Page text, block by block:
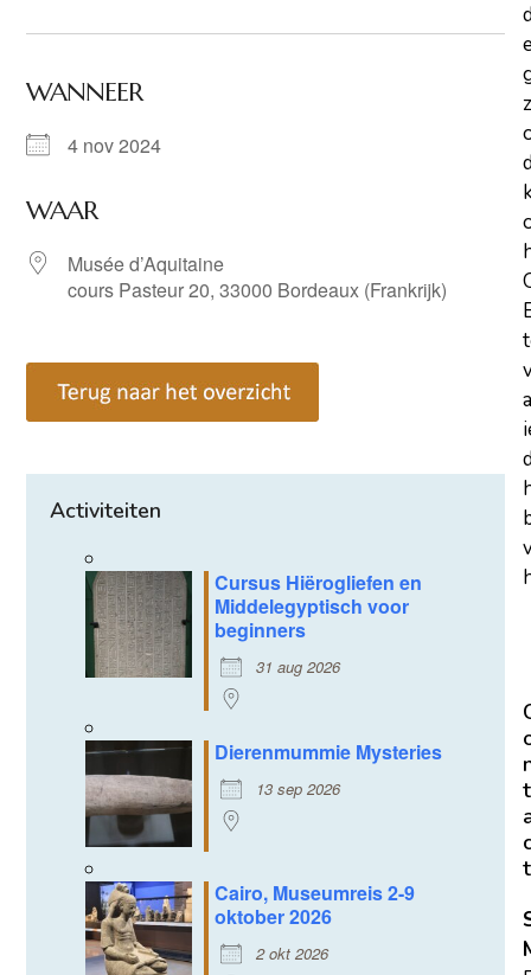
WANNEER
4 nov 2024
WAAR
Musée d’Aquitaine
cours Pasteur 20, 33000 Bordeaux (Frankrijk)
Activiteiten
Cursus Hiërogliefen en
Middelegyptisch voor
beginners
31 aug 2026
Dierenmummie Mysteries
13 sep 2026
Cairo, Museumreis 2-9
oktober 2026
2 okt 2026
t
t